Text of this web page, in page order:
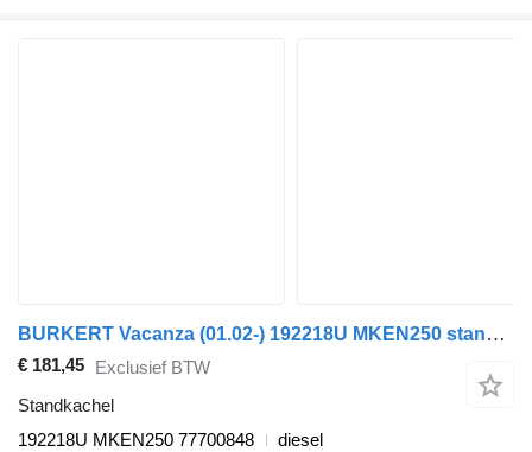
BURKERT Vacanza (01.02-) 192218U MKEN250 standkachel voor Solaris Urbino, Alpino, Vacanza (1999-) bus
€ 181,45 Exclusief BTW
Standkachel
192218U MKEN250 77700848
diesel